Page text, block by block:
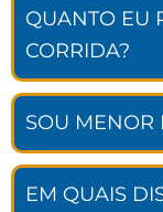
QUANTO EU
CORRIDA?
SOU MENOR
EM QUAIS